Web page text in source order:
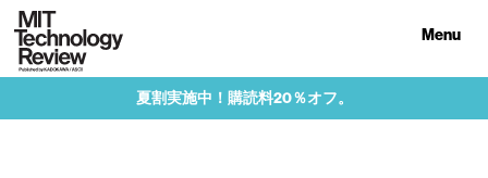
Menu
夏割実施中！購読料20％オフ。